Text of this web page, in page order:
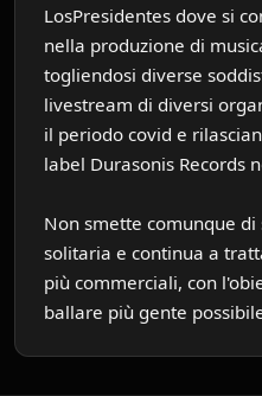
LosPresidentes dove si
nella produzione di
togliendosi diverse
livestream di diversi
il periodo covid e
label Durasonis Records
Non smette comunque
solitaria e continua a
più commerciali, con
ballare più gente